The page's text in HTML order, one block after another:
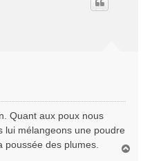
Quant aux poux nous
lui mélangeons une poudre
poussée des plumes.